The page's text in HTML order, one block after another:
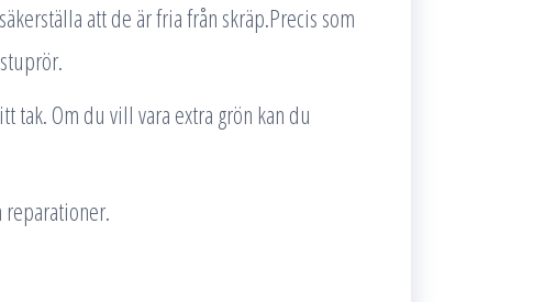
att de är fria från skräp.Precis som
tak. Om du vill vara extra grön kan du
reparationer.